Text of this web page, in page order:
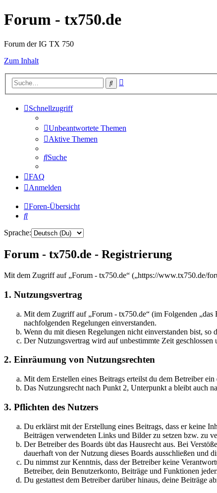
Forum - tx750.de
Forum der IG TX 750
Zum Inhalt
Suche
Schnellzugriff
Unbeantwortete Themen
Aktive Themen
Suche
FAQ
Anmelden
Foren-Übersicht
Suche
Sprache:
Forum - tx750.de - Registrierung
Mit dem Zugriff auf „Forum - tx750.de“ („https://www.tx750.de/
1. Nutzungsvertrag
Mit dem Zugriff auf „Forum - tx750.de“ (im Folgenden „das
nachfolgenden Regelungen einverstanden.
Wenn du mit diesen Regelungen nicht einverstanden bist,
Der Nutzungsvertrag wird auf unbestimmte Zeit
2. Einräumung von Nutzungsrechten
Mit dem Erstellen eines Beitrags erteilst du dem Betreiber
Das Nutzungsrecht nach Punkt 2, Unterpunkt a bleibt auch
3. Pflichten des Nutzers
Du erklärst mit der Erstellung eines Beitrags, dass er keine
Beiträgen verwendeten Links und Bilder zu setzen bzw. zu
Der Betreiber des Boards übt das Hausrecht aus. Bei
dauerhaft von der Nutzung dieses Boards ausschließen und
Du nimmst zur Kenntnis, dass der Betreiber keine
Betreiber, dein Benutzerkonto, Beiträge und Funktionen
Du gestattest dem Betreiber darüber hinaus, deine Beiträge